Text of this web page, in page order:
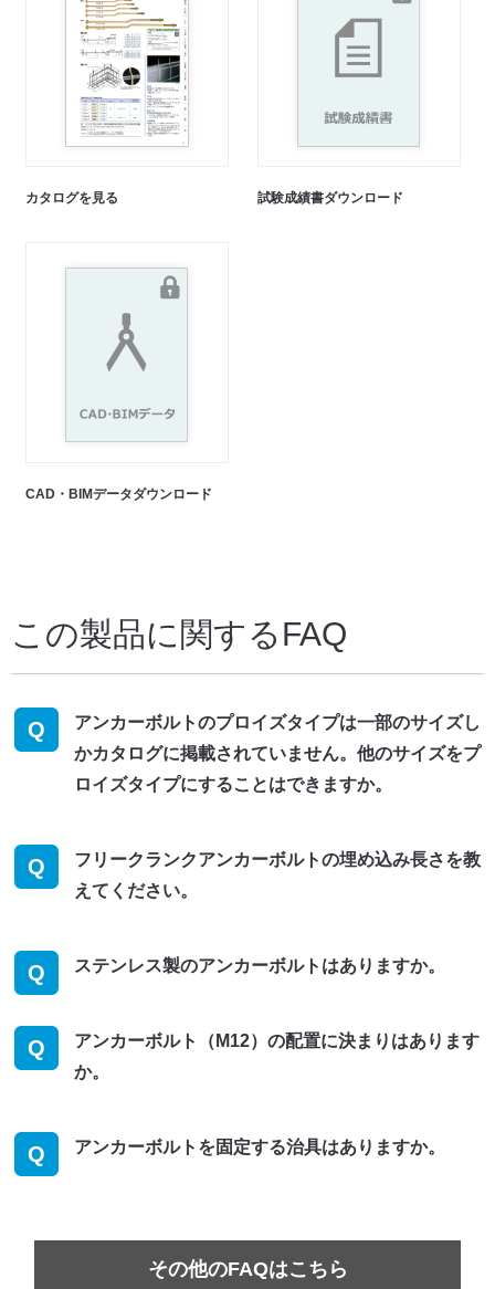
カタログを見る 試験成績書ダウンロード
CAD・BIMデータダウンロード
この製品に関するFAQ
Q
アンカーボルトのプロイズタイプは一部のサイズし
かカタログに掲載されていません。他のサイズをプ
ロイズタイプにすることはできますか。
Q
フリークランクアンカーボルトの埋め込み長さを教
えてください。
Q ステンレス製のアンカーボルトはありますか。
Q
アンカーボルト（M12）の配置に決まりはあります
か。
Q アンカーボルトを固定する治具はありますか。
その他のFAQはこちら